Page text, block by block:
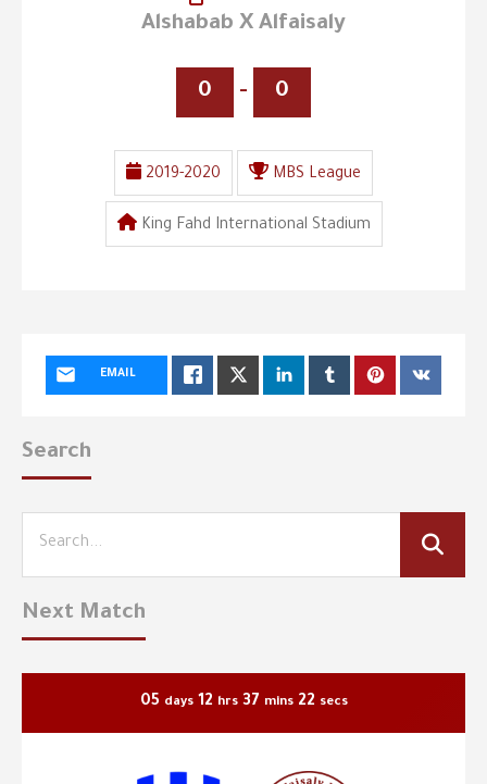
Alshabab X Alfaisaly
0 - 0
2019-2020 MBS League
King Fahd International Stadium
EMAIL
Search
Next Match
05 days 12 hrs 37 mins 22 secs